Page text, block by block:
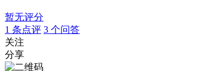
暂无评分
1 条点评 3 个问答
关注
分享